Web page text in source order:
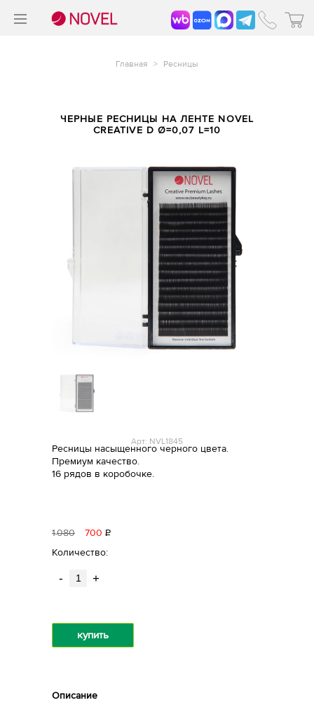
Главная > Ресницы
ЧЕРНЫЕ РЕСНИЦЫ НА ЛЕНТЕ NOVEL
CREATIVE D Ø=0,07 L=10
Арт: NVL1845
Ресницы насыщенного черного цвета.
Премиум качество.
16 рядов в коробочке.
1080 700 Р
Количество:
- +
купить
Описание